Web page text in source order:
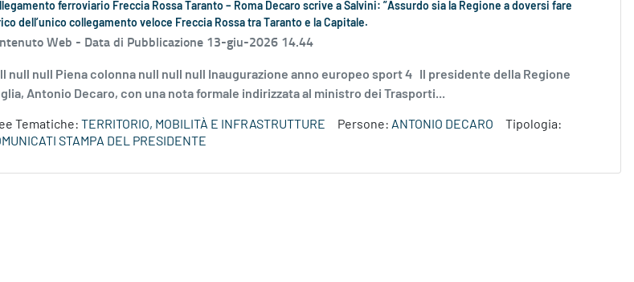
ferroviario Freccia Rossa Taranto – Roma Decaro scrive a Salvini: ”Assurdo sia la Regione a doversi fare
dell’unico collegamento veloce Freccia Rossa tra Taranto e la Capitale.
Web - Data di Pubblicazione 13-giu-2026 14.44
null null Piena colonna null null null Inaugurazione anno europeo sport 4 Il presidente della Regione
Antonio Decaro, con una nota formale indirizzata al ministro dei Trasporti...
Tematiche: TERRITORIO, MOBILITÀ E INFRASTRUTTURE Persone: ANTONIO DECARO
Tipologia:
STAMPA DEL PRESIDENTE